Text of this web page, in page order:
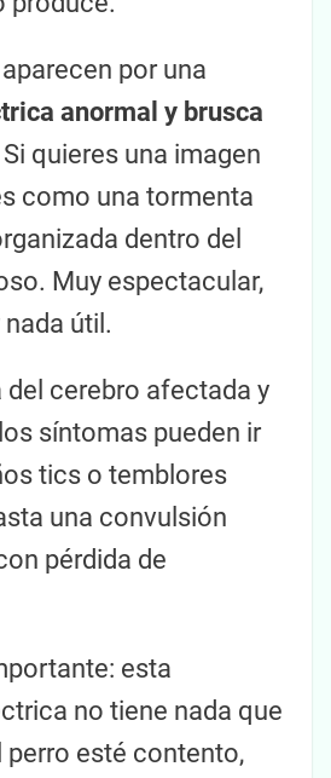
por una
anormal y brusca
quieres una imagen
como una tormenta
dentro del
Muy espectacular,
útil.
del cerebro afectada y
síntomas pueden ir
tics o temblores
una convulsión
pérdida de
esta
no tiene nada que
perro esté contento,